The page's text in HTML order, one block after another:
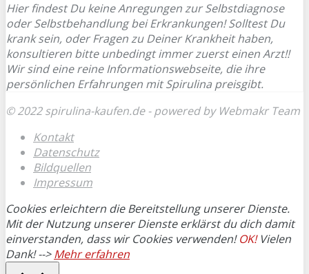
Hier findest Du keine Anregungen zur Selbstdiagnose
oder Selbstbehandlung bei Erkrankungen! Solltest Du
krank sein, oder Fragen zu Deiner Krankheit haben,
konsultieren bitte unbedingt immer zuerst einen Arzt!!
Wir sind eine reine Informationswebseite, die ihre
persönlichen Erfahrungen mit Spirulina preisgibt.
© 2022 spirulina-kaufen.de - powered by Webmakr Team
Kontakt
Datenschutz
Bildquellen
Impressum
Cookies erleichtern die Bereitstellung unserer Dienste.
Mit der Nutzung unserer Dienste erklärst du dich damit
einverstanden, dass wir Cookies verwenden!OK!Vielen
Dank! -->Mehr erfahren